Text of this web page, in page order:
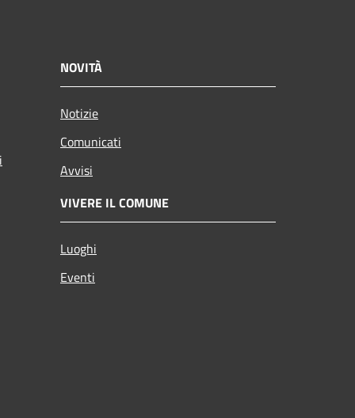
NOVITÀ
Notizie
Comunicati
Avvisi
VIVERE IL COMUNE
Luoghi
Eventi